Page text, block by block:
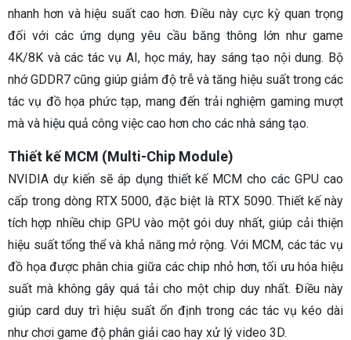
nhanh hơn và hiệu suất cao hơn. Điều này cực kỳ quan trọng
đối với các ứng dụng yêu cầu băng thông lớn như game
4K/8K và các tác vụ AI, học máy, hay sáng tạo nội dung. Bộ
nhớ GDDR7 cũng giúp giảm độ trễ và tăng hiệu suất trong các
tác vụ đồ họa phức tạp, mang đến trải nghiệm gaming mượt
mà và hiệu quả công việc cao hơn cho các nhà sáng tạo.
Thiết kế MCM (Multi-Chip Module)
NVIDIA dự kiến sẽ áp dụng thiết kế MCM cho các GPU cao
cấp trong dòng RTX 5000, đặc biệt là RTX 5090. Thiết kế này
tích hợp nhiều chip GPU vào một gói duy nhất, giúp cải thiện
hiệu suất tổng thể và khả năng mở rộng. Với MCM, các tác vụ
đồ họa được phân chia giữa các chip nhỏ hơn, tối ưu hóa hiệu
suất mà không gây quá tải cho một chip duy nhất. Điều này
giúp card duy trì hiệu suất ổn định trong các tác vụ kéo dài
như chơi game độ phân giải cao hay xử lý video 3D.